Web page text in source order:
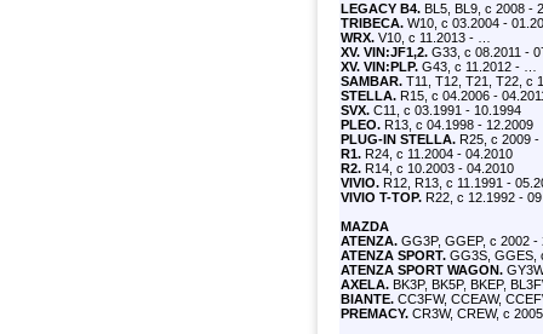
LEGACY B4. BL5, BL9, с 2008 -
TRIBECA. W10, с 03.2004 -
WRX. V10, с 11.2013 - …
XV. VIN:JF1,2. G33, с 08.2011 -
XV. VIN:PLP. G43, с 11.2012 - …
SAMBAR. T11, T12, T21, T22, с
STELLA. R15, с 04.2006 -
SVX. C11, с 03.1991 - 10.1994
PLEO. R13, с 04.1998 - 12.2009
PLUG-IN STELLA. R25, с 2009 -
R1. R24, с 11.2004 - 04.2010
R2. R14, с 10.2003 - 04.2010
VIVIO. R12, R13, с 11.1991 -
VIVIO T-TOP. R22, с 12.1992 -
MAZDA
ATENZA. GG3P, GGEP, с 2002 -
ATENZA SPORT. GG3S, GGES,
ATENZA SPORT WAGON.
AXELA. BK3P, BK5P, BKEP,
BIANTE. CC3FW, CCEAW,
PREMACY. CR3W, CREW, с